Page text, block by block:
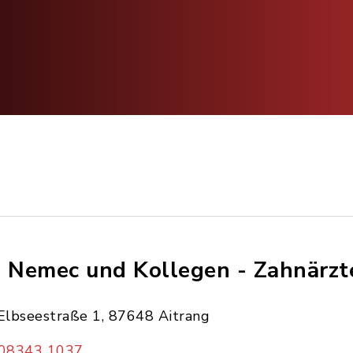
Nemec und Kollegen -
1, 87648 Aitrang